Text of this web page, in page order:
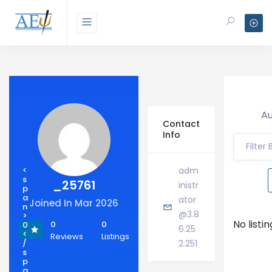
_25761
Joined In Mar 2026
<
s
p
a
n
>
0
<
/
s
p
0
Reviews
0
Listings
Contact
Info
adm
inistr
ator
@3.8
6.25
2.251
Filter
No